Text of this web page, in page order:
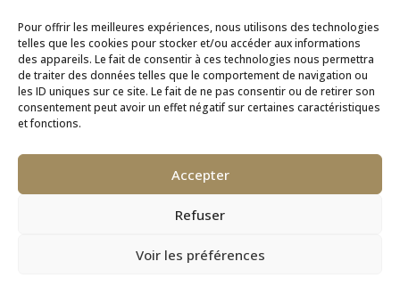
Pour offrir les meilleures expériences, nous utilisons des technologies
telles que les cookies pour stocker et/ou accéder aux informations
des appareils. Le fait de consentir à ces technologies nous permettra
de traiter des données telles que le comportement de navigation ou
les ID uniques sur ce site. Le fait de ne pas consentir ou de retirer son
consentement peut avoir un effet négatif sur certaines caractéristiques
et fonctions.
Accepter
Refuser
Voir les préférences
Appartement T2 U05 disponible à la location
Repas d’inauguration de notre nouvelle équipe
en cuisine
MENTIONS LÉGALES